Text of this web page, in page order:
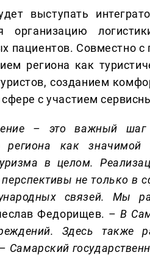
выступать
пациентов. Совместно с
региона как
созданием
с участием
– это важный
региона как
в целом.
не только в
связей. Мы
Федорищев. –В
Здесь также
Самарский